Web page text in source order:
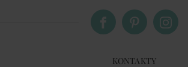
KONTAKTY